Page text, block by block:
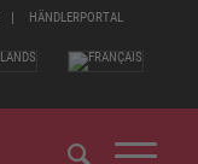
HÄNDLERPORTAL